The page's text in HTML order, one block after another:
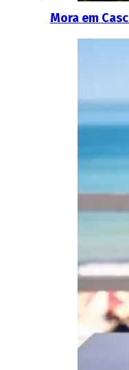
Mora em